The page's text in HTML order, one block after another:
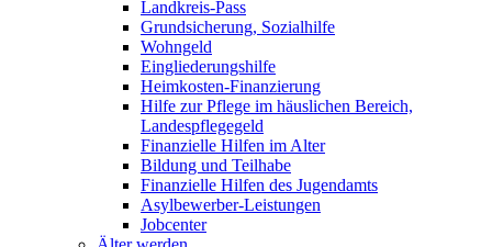
Landkreis-Pass
Grundsicherung, Sozialhilfe
Wohngeld
Eingliederungshilfe
Heimkosten-Finanzierung
Hilfe zur Pflege im häuslichen Bereich,
Landespflegegeld
Finanzielle Hilfen im Alter
Bildung und Teilhabe
Finanzielle Hilfen des Jugendamts
Asylbewerber-Leistungen
Jobcenter